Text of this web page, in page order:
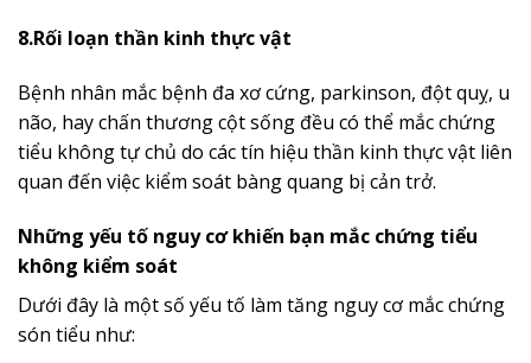
8.Rối loạn thần kinh thực vật
Bệnh nhân mắc bệnh đa xơ cứng, parkinson, đột quỵ, u
não, hay chấn thương cột sống đều có thể mắc chứng
tiểu không tự chủ do các tín hiệu thần kinh thực vật liên
quan đến việc kiểm soát bàng quang bị cản trở.
Những yếu tố nguy cơ khiến bạn mắc chứng tiểu
không kiểm soát
Dưới đây là một số yếu tố làm tăng nguy cơ mắc chứng
són tiểu như: